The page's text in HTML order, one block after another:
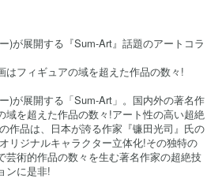
)が展開する『Sum-Art』話題のアートコラ
はフィギュアの域を超えた作品の数々!
)が展開する「Sum-Art」。国内外の著名作
域を超えた作品の数々!アート性の高い超絶
作品は、日本が誇る作家『镰田光司』氏の
リジナルキャラクター立体化!その独特の
芸術的作品の数々を生む著名作家の超絶技
ンに是非!